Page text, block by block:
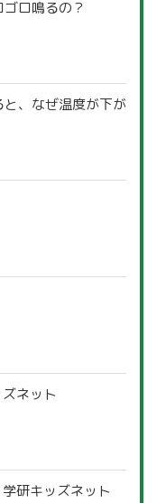
ロ鳴るの？
、なぜ温度が下が
ネット
研キッズネット